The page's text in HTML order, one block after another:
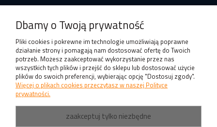
Dbamy o Twoją prywatność
Pliki cookies i pokrewne im technologie umożliwiają poprawne
działanie strony i pomagają nam dostosować ofertę do Twoich
potrzeb. Możesz zaakceptować wykorzystanie przez nas
wszystkich tych plików i przejść do sklepu lub dostosować użycie
plików do swoich preferencji, wybierając opcję "Dostosuj zgody".
Więcej o plikach cookies przeczytasz w naszej Polityce
prywatności.
zaakceptuj tylko niezbędne